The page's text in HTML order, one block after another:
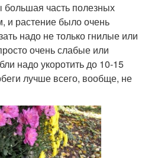
большая часть полезных
и растение было очень
надо не только гнилые или
очень слабые или
надо укоротить до 10-15
лучше всего, вообще, не